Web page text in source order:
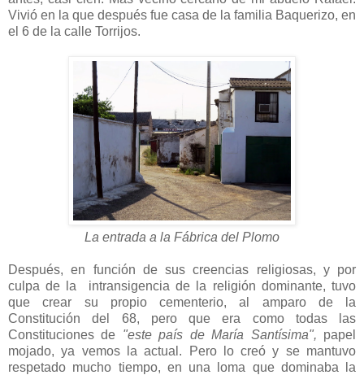
Vivió en la que después fue casa de la familia Baquerizo, en
el 6 de la calle Torrijos.
La entrada a la Fábrica del Plomo
Después, en función de sus creencias religiosas, y por
culpa de la intransigencia de la religión dominante, tuvo
que crear su propio cementerio, al amparo de la
Constitución del 68, pero que era como todas las
Constituciones de "este país de María Santísima", papel
mojado, ya vemos la actual. Pero lo creó y se mantuvo
respetado mucho tiempo, en una loma que dominaba la